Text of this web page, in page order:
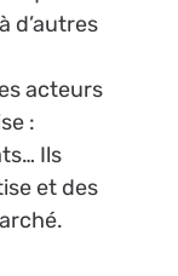
d’autres
acteurs
:
Ils
et des